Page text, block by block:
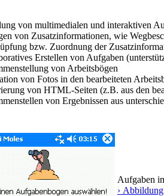
von multimedialen und interaktiven
von Zusatzinformationen, wie
bzw. Zuordnung der
Erstellen von Aufgaben
von Arbeitsbögen
von Fotos in den bearbeiteten
von HTML-Seiten (z.B. aus den
von Ergebnissen aus
Aufgaben
›